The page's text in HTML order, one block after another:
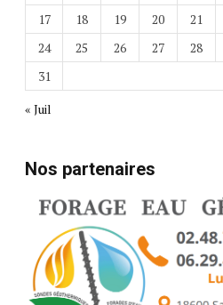
17
18 19 20 21
24
25 26 27 28
31
« Juil
Nos partenaires